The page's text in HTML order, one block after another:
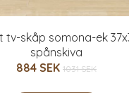
skåp somona-ek
spånskiva
884 SEK 1031 SEK